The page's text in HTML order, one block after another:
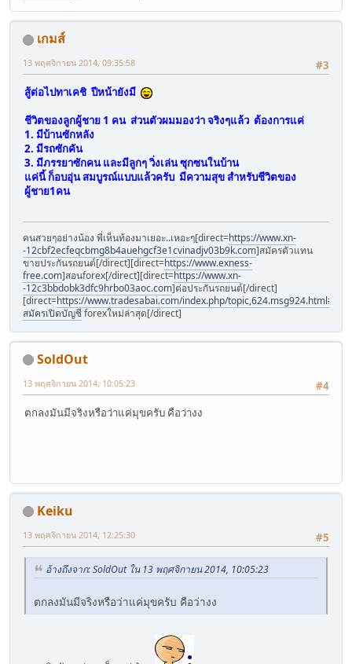
เกมส์
#3
13 พฤศจิกายน 2014, 09:35:58
สู้ต่อไปทาเคชิ ปีหน้ายังมี
ชีวิตของลูกผู้ชาย 1 คน ส่วนตัวผมมองว่า จริงๆแล้ว ต้องการแค่
1. มีบ้านซักหลัง
2. มีรถซักคัน
3. มีภรรยาซักคน และมีลูกๆ วิ่งเล่น ซุกซนในบ้าน
แค่นี้ ก็อบอุ่น สมบูรณ์แบบแล้วครับ มีความสุข สำหรับชีวิตของ
ผู้ชาย1คน
คนสวยๆอย่างน้อง พี่เห็นท้องมาเยอะ..เหอะๆ[direct=https://www.xn-
-12cbf2ecfeqcbmg8b4auehgcf3e1cvinadjv03b9k.com]สมัครตัวแทน
ขายประกันรถยนต์[/direct][direct=https://www.exness-
free.com]สอนforex[/direct][direct=https://www.xn-
-12c3bbdobk3dfc9hrbo03aoc.com]ต่อประกันรถยนต์[/direct]
[direct=https://www.tradesabai.com/index.php/
สมัครเปิดบัญชีforexใหม่ล่าสุด[/direct]
SoldOut
#4
13 พฤศจิกายน 2014, 10:05:23
ตกลงมันมีจริงหรือว่าแค่มุขครับ คือว่างง
Keiku
#5
13 พฤศจิกายน 2014, 12:25:30
อ้างถึงจาก: SoldOut ใน 13 พฤศจิกายน 2014, 10:05:23
ตกลงมันมีจริงหรือว่าแค่มุขครับ คือว่างง